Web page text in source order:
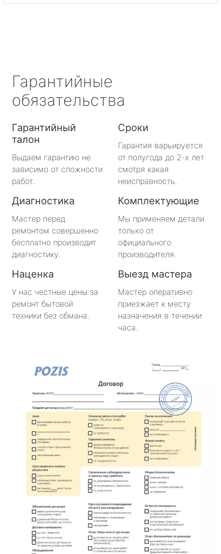
Гарантийные
обязательства
Гарантийный
талон
Выдаем гарантию не
зависимо от сложности
работ.
Сроки
Гарантия варьируется
от полугода до 2-х лет
смотря какая
неисправность.
Диагностика
Мастер перед
ремонтом совершенно
бесплатно производит
диагностику.
Комплектующие
Мы применяем детали
только от
официального
производителя.
Наценка
У нас честные цены за
ремонт бытовой
техники без обмана.
Выезд мастера
Мастер оперативно
приезжает к месту
назначения в течении
часа.